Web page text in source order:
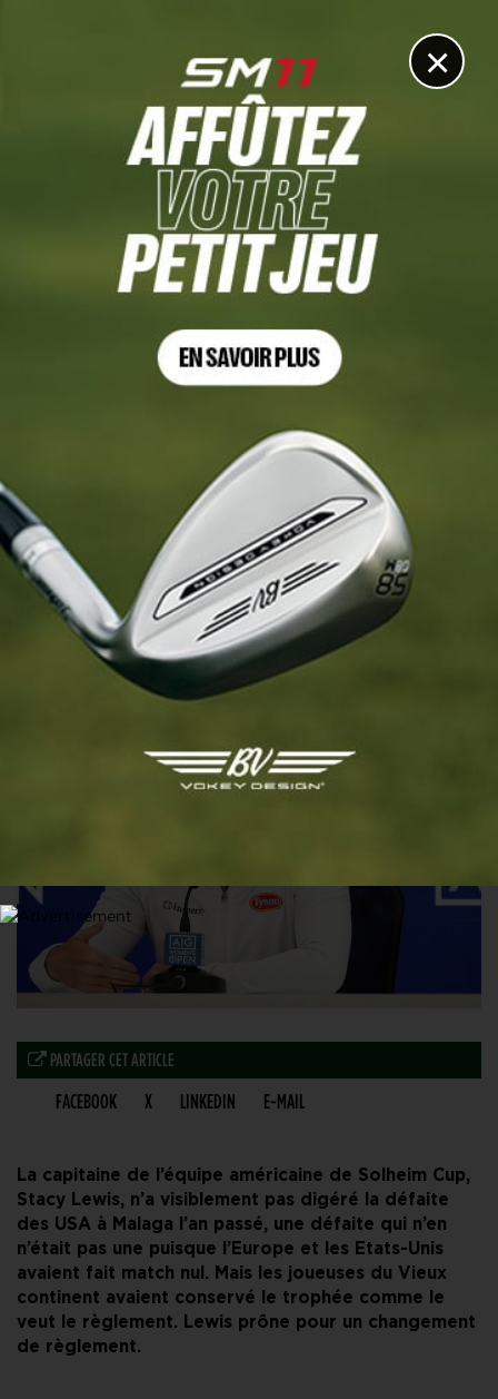
×
SOLHEIM CUP
Le match nul en Solheim Cup ou en Ryder Cup ? Une
hérésie selon la capitaine américaine Stacy Lewis qui
propose une alternative
22 AOÛT 2024
PARTAGER CET ARTICLE
FACEBOOK X LINKEDIN E-MAIL
La capitaine de l’équipe américaine de Solheim Cup,
Stacy Lewis, n’a visiblement pas digéré la défaite
des USA à Malaga l’an passé, une défaite qui n’en
n’était pas une puisque l’Europe et les Etats-Unis
avaient fait match nul. Mais les joueuses du Vieux
continent avaient conservé le trophée comme le
veut le règlement. Lewis prône pour un changement
de règlement.